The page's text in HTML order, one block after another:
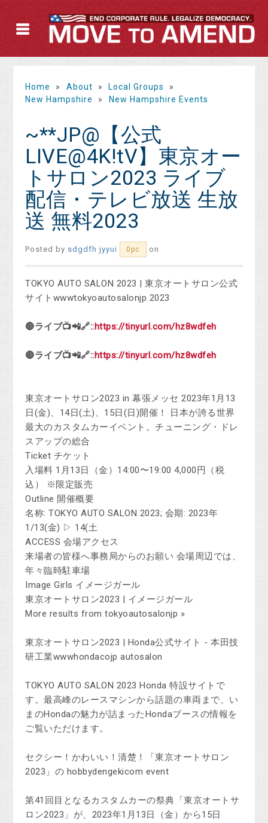
Home » About » Local Groups
»
New Hampshire
» New Hampshire Events
~**JP@【公式
LIVE@4K!tV】東京オー
トサロン2023 ライブ
配信・テレビ放送 生放
送 無料2023
Posted by sdgdfh jyyui 0pc on
TOKYO AUTO SALON 2023 | 東京オートサロン公式
サイトwwwtokyoautosalonjp 2023
🔴ライブ📺📲🔗::https://tinyurl.com/hz8wdfeh
🔴ライブ📺📲🔗::https://tinyurl.com/hz8wdfeh
東京オートサロン2023 in 幕張メッセ 2023年1月13
日(金)、14日(土)、15日(日)開催！ 日本が誇る世界
最大のカスタムカーイベント。チューニング・ドレ
スアップの総合
Ticket チケット
入場料 1月13日（金）14:00〜19:00 4,000円（税
込） ※限定販売
Outline 開催概要
名称: TOKYO AUTO SALON 2023; 会期: 2023年
1/13(金) ▷ 14(土
ACCESS 会場アクセス
来場者の皆様へ事務局からのお願い 会場周辺では、
年々臨時駐車場
Image Girls イメージガール
東京オートサロン2023 | イメージガール
More results from tokyoautosalonjp »
東京オートサロン2023 | Honda公式サイト - 本田技
研工業wwwhondacojp autosalon
TOKYO AUTO SALON 2023 Honda 特設サイトで
す。最高峰のレースマシンから話題の車両まで、い
まのHondaの魅力が詰まったHondaブースの情報を
ご覧いただけます。
セクシー！かわいい！清楚！「東京オートサロン
2023」の hobbydengekicom event
第41回目となるカスタムカーの祭典「東京オートサ
ロン2023」が、2023年1月13日（金）から15日